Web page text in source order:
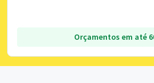
Orçamentos em até